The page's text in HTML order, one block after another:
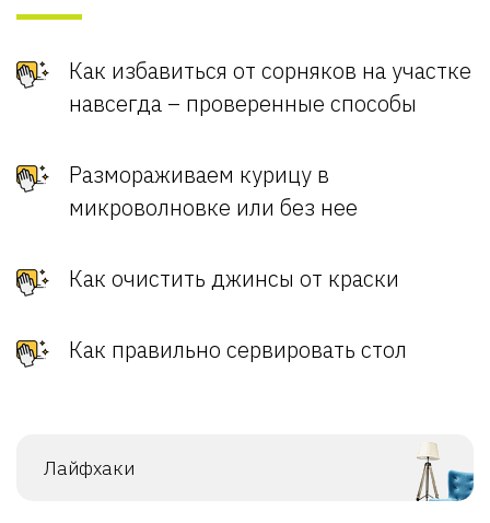
Как избавиться от сорняков на участке
навсегда – проверенные способы
Размораживаем курицу в
микроволновке или без нее
Как очистить джинсы от краски
Как правильно сервировать стол
Лайфхаки